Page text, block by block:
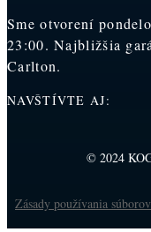
Sme otvorení
23:00. Najbližšia
Carlton.
NAVŠTÍVTE AJ:
© 2024
Zásady používania